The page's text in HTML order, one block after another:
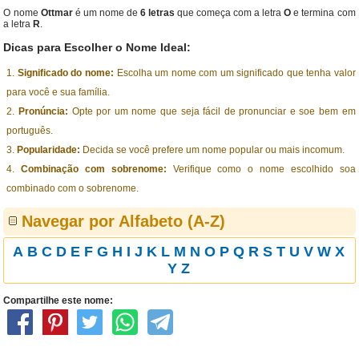
O nome Ottmaré um nome de 6 letras que começa com a letraO e termina com
a letra R.
Dicas para Escolher o Nome Ideal:
Significado do nome: Escolha um nome com um significado que tenha valor
para você e sua família.
Pronúncia: Opte por um nome que seja fácil de pronunciar e soe bem em
português.
Popularidade: Decida se você prefere um nome popular ou mais incomum.
Combinação com sobrenome: Verifique como o nome escolhido soa
combinado com o sobrenome.
Navegar por Alfabeto (A-Z)
A B C D E F G H I J K L M N O P Q R S T U V W X
Y Z
Compartilhe este nome: